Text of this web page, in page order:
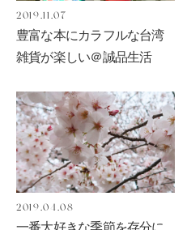
2019.11.07
豊富な本にカラフルな台湾
雑貨が楽しい＠誠品生活
2019.04.08